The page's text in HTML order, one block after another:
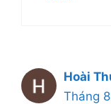
Hoài
Tháng